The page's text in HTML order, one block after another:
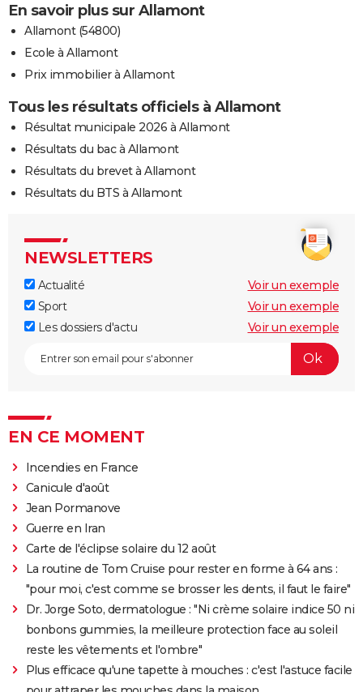
En savoir plus sur Allamont
Allamont (54800)
Ecole à Allamont
Prix immobilier à Allamont
Tous les résultats officiels à Allamont
Résultat municipale 2026 à Allamont
Résultats du bac à Allamont
Résultats du brevet à Allamont
Résultats du BTS à Allamont
NEWSLETTERS
Actualité
Voir un exemple
Sport
Voir un exemple
Les dossiers d'actu
Voir un exemple
EN CE MOMENT
Incendies en France
Canicule d'août
Jean Pormanove
Guerre en Iran
Carte de l'éclipse solaire du 12 août
La routine de Tom Cruise pour rester en forme à 64 ans :
"pour moi, c'est comme se brosser les dents, il faut le faire"
Dr. Jorge Soto, dermatologue : "Ni crème solaire indice 50 ni
bonbons gummies, la meilleure protection face au soleil
reste les vêtements et l'ombre"
Plus efficace qu'une tapette à mouches : c'est l'astuce facile